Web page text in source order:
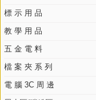
標 示 用 品
教 學 用 品
五 金 電 料
檔 案 夾 系 列
電 腦 3C 周 邊